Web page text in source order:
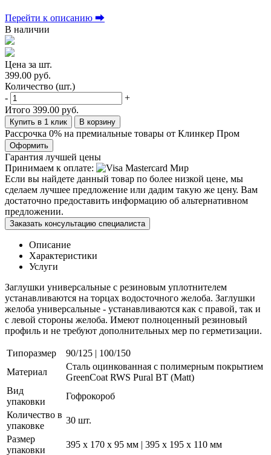
Перейти к описанию ⮕
В наличии
Цена за шт.
399.00 руб.
Количество (шт.)
-
+
Итого 399.00 руб.
Купить в 1 клик В корзину
Рассрочка 0% на премиальные товары от Клинкер Пром
Оформить
Гарантия лучшей цены
Принимаем к оплате:
Если вы найдете данный товар по более низкой цене, мы
сделаем лучшее предложение или дадим такую же цену. Вам
достаточно предоставить информацию об альтернативном
предложении.
Заказать консультацию специалиста
Описание
Характеристики
Услуги
Заглушки универсальные с резиновым уплотнителем
устанавливаются на торцах водосточного желоба. Заглушки
желоба универсальные - устанавливаются как с правой, так и
с левой стороны желоба. Имеют полноценный резиновый
профиль и не требуют дополнительных мер по герметизации.
Типоразмер
90/125 | 100/150
Материал
Сталь оцинкованная с полимерным покрытием
GreenCoat RWS Pural BT (Matt)
Вид
упаковки
Гофрокороб
Количество в
упаковке
30 шт.
Размер
упаковки
395 x 170 x 95 мм | 395 x 195 x 110 мм